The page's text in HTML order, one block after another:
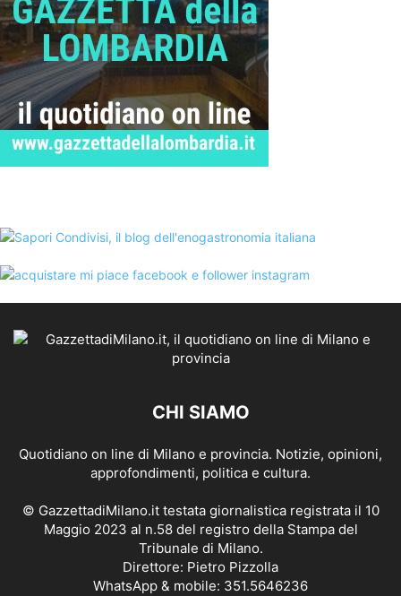
CHI SIAMO
Quotidiano on line di Milano e provincia. Notizie, opinioni,
approfondimenti, politica e cultura.
© GazzettadiMilano.it testata giornalistica registrata il 10
Maggio 2023 al n.58 del registro della Stampa del
Tribunale di Milano.
Direttore: Pietro Pizzolla
WhatsApp & mobile: 351.5646236